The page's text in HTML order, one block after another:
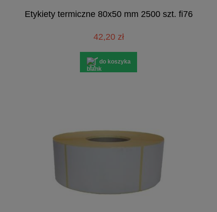
Etykiety termiczne 80x50 mm 2500 szt. fi76
42,20 zł
do koszyka